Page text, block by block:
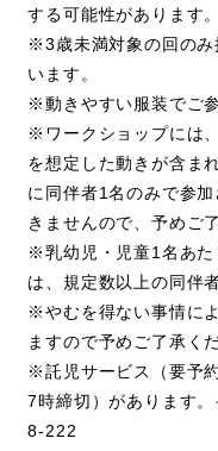
する可能性があります
※3歳未満対象の回のみ
います。
※動きやすい服装でご
※ワークショップには
を想定した動きが含ま
に同伴者1名のみで参
きませんので、予めご
※乳幼児・児童1名あた
は、規定数以上の同伴
※やむを得ない事情に
ますので予めご了承く
※託児サービス（要予
7時締切）があります
8-222